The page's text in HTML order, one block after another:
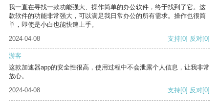
我一直在寻找一款功能强大、操作简单的办公软件，终于找到了它。这
款软件的功能非常强大，可以满足我日常办公的所有需求。操作也很简
单，即使是小白也能快速上手。
2024-04-08
支持[0] 反对[0]
游客
这款加速器app的安全性很高，使用过程中不会泄露个人信息，让我非常
放心。
2024-04-08
支持[0] 反对[0]